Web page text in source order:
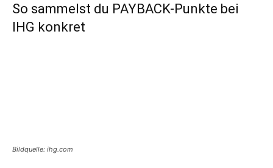
So sammelst du PAYBACK-Punkte bei
IHG konkret
Bildquelle: ihg.com